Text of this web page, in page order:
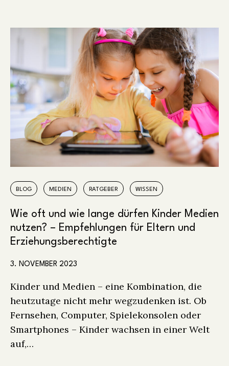
BLOG MEDIEN RATGEBER WISSEN
Wie oft und wie lange dürfen Kinder Medien
nutzen? – Empfehlungen für Eltern und
Erziehungsberechtigte
3. NOVEMBER 2023
Kinder und Medien – eine Kombination, die
heutzutage nicht mehr wegzudenken ist. Ob
Fernsehen, Computer, Spielekonsolen oder
Smartphones – Kinder wachsen in einer Welt
auf,…